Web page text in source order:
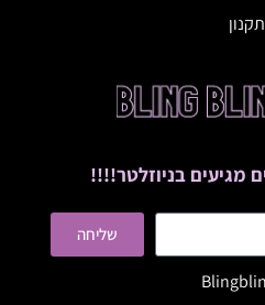
תקנון
מגיעים בניוזלטר!!!!
שליחה